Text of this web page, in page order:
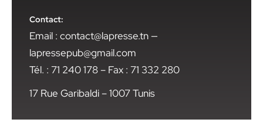
Contact:
Email : contact@lapresse.tn —
lapressepub@gmail.com
Tél. : 71 240 178 – Fax : 71 332 280
17 Rue Garibaldi – 1007 Tunis